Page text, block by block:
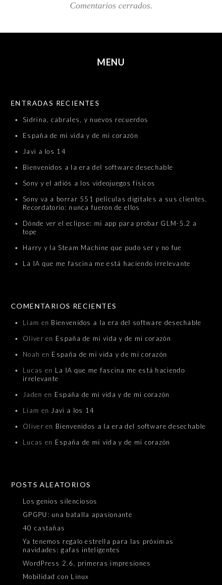
Comentarios cerrados.
MENU
ENTRADAS RECIENTES
Sidrina, cabrales, y nuevos recuerdos
España de mi vida y de mi corazón
Javi a los 14
Bienvenidos a la era del software desechable
Sony y el adiós a los videojuegos físicos
Sony va a borrar 551 películas digitales a sus clientes.
Recordatorio: nunca fueron de ellos
Dónde ver el eclipse: mi app para probar GLM-5.2 a
tope
Harry y la Steam Machine que pudo ser y no fue
La IA que me fascina me está haciendo irrelevante
COMENTARIOS RECIENTES
Liam en Bienvenidos a la era del software desechable
Oliver en España de mi vida y de mi corazón
Noah en España de mi vida y de mi corazón
Lucas en La IA que me fascina me está haciendo
irrelevante
Jaden en España de mi vida y de mi corazón
Liam en Javi a los 14
Oliver en Bienvenidos a la era del software desechable
Lucas en España de mi vida y de mi corazón
POSTS ALEATORIOS
Los genios silenciosos
GPGPU: una batalla apasionante
40 castañas
Ya tenemos regalo estrella para las próximas
navidades: gafas inteligentes
WordPress 2.6, primeras impresiones
Mobilidad con Linux